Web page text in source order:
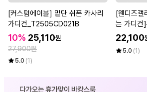
[커스텀에이블] 밑단 쉬폰 카사리
가디건_T2505CD021B
10% 25,110원
27,900원
5.0 (1)
[웬디즈갤
는 가디건
이넥 여유
22,100
5.0 (1)